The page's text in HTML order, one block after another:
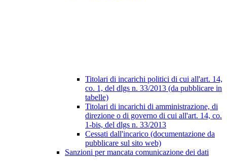
Titolari di incarichi politici di cui all'art. 14,
co. 1, del dlgs n. 33/2013 (da pubblicare in
tabelle)
Titolari di incarichi di amministrazione, di
direzione o di governo di cui all'art. 14, co.
1-bis, del dlgs n. 33/2013
Cessati dall'incarico (documentazione da
pubblicare sul sito web)
Sanzioni per mancata comunicazione dei dati